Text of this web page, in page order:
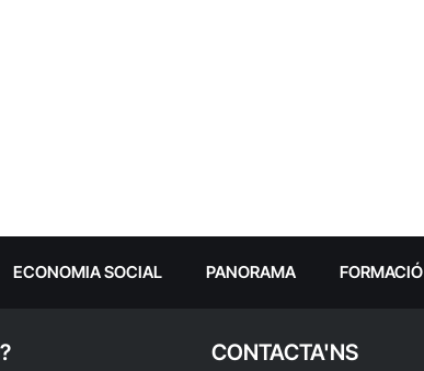
ECONOMIA SOCIAL PANORAMA FORMACIÓ
CONTACTA'NS